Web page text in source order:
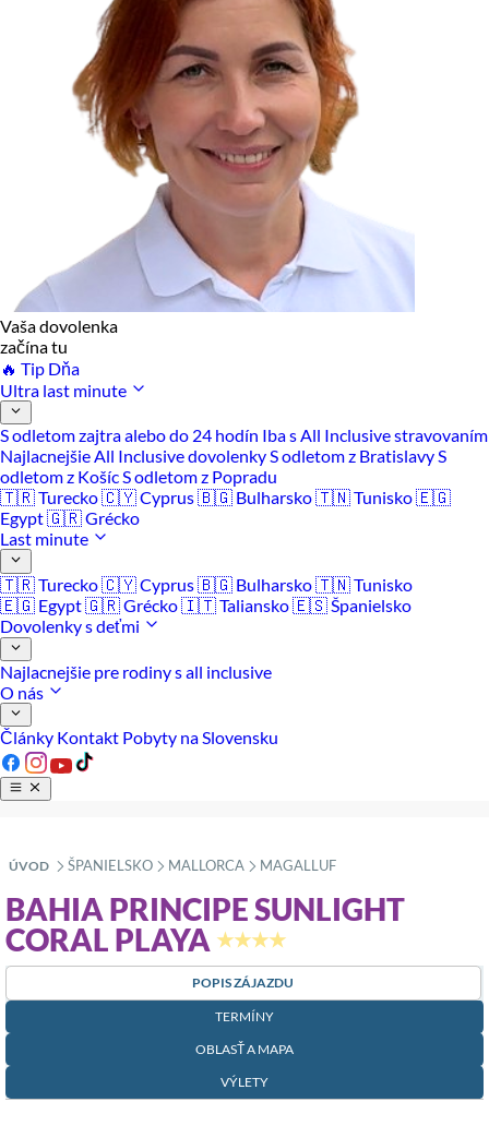
Vaša dovolenka
začína tu
🔥 Tip Dňa
Ultra last minute
S odletom zajtra alebo do 24 hodín Iba s All Inclusive stravovaním
Najlacnejšie All Inclusive dovolenkyS odletom z BratislavyS
odletom z KošícS odletom z Popradu
🇹🇷 Turecko🇨🇾 Cyprus🇧🇬 Bulharsko🇹🇳 Tunisko🇪🇬
Egypt🇬🇷 Grécko
Last minute
🇹🇷 Turecko🇨🇾 Cyprus🇧🇬 Bulharsko🇹🇳 Tunisko
🇪🇬 Egypt🇬🇷 Grécko🇮🇹 Taliansko🇪🇸 Španielsko
Dovolenky s deťmi
Najlacnejšie pre rodiny s all inclusive
O nás
Články Kontakt Pobyty na Slovensku
ÚVOD »
ŠPANIELSKO »
MALLORCA »
MAGALLUF
BAHIA PRINCIPE SUNLIGHT
CORAL PLAYA ★★★★
POPIS ZÁJAZDU
TERMÍNY
OBLASŤ A MAPA
VÝLETY
Analytické a marketingové cookies
Reklamné úložisko
Reklamné používateľské dáta
Personalizácia reklám
Povoliť vybrané
Odmietnuť